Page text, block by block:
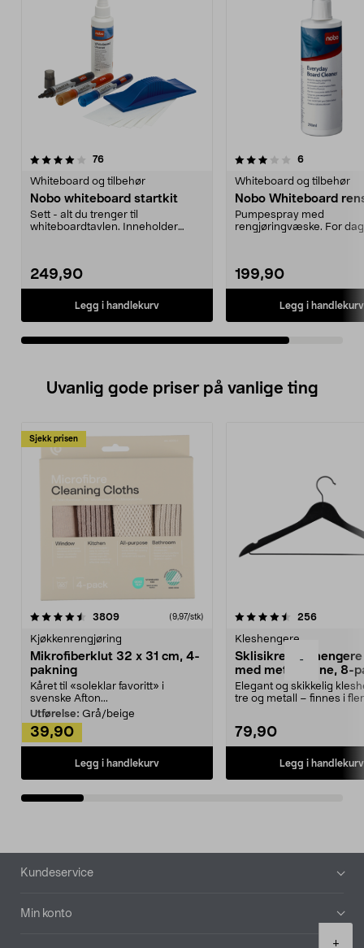
-
+
76anmeldelser
Whiteboard og tilbehør
Nobo whiteboard startkit
Sett - alt du trenger til
whiteboardtavlen. Inneholder
249,90
Legg i handlekurv
3.5av 5 stjerner 6anmeldelser
Whiteboard og tilbehør
Nobo Whiteboard
Pumpespray med
rengjøringvæske. For
199,90
Legg i handlekurv
Uvanlig gode priser på vanlige ting
Sjekk prisen
3809anmeldelser(9,97/stk)
Kjøkkenrengjøring
Mikrofiberklut 32 x 31 cm, 4-
pakning
Kåret til «soleklar favoritt» i
svenske Afton...
Utførelse: Grå/beige
39,90
Legg i handlekurv
4.5av 5 stjerner 256
Kleshengere
Sklisikre
med metallpinne, 8-
Elegant og skikkelig
tre og metall – finnes i
79,90
Legg i handlekurv
4.5av 5 stjerner
Bunntekst
Kundeservice
Min konto